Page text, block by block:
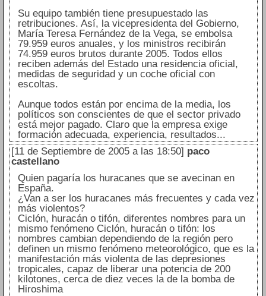
Su equipo también tiene presupuestado las
retribuciones. Así, la vicepresidenta del Gobierno,
María Teresa Fernández de la Vega, se embolsa
79.959 euros anuales, y los ministros recibirán
74.959 euros brutos durante 2005. Todos ellos
reciben además del Estado una residencia oficial,
medidas de seguridad y un coche oficial con
escoltas.
Aunque todos están por encima de la media, los
políticos son conscientes de que el sector privado
está mejor pagado. Claro que la empresa exige
formación adecuada, experiencia, resultados...
[11 de Septiembre de 2005 a las 18:50] paco
castellano
Quien pagaría los huracanes que se avecinan en
España.
¿Van a ser los huracanes más frecuentes y cada vez
más violentos?
Ciclón, huracán o tifón, diferentes nombres para un
mismo fenómeno Ciclón, huracán o tifón: los
nombres cambian dependiendo de la región pero
definen un mismo fenómeno meteorológico, que es la
manifestación más violenta de las depresiones
tropicales, capaz de liberar una potencia de 200
kilotones, cerca de diez veces la de la bomba de
Hiroshima